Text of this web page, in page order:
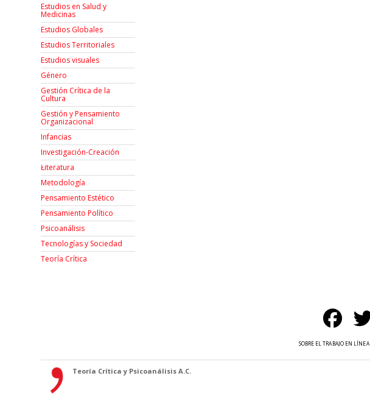
Estudios en Salud y
Medicinas
Estudios Globales
Estudios Territoriales
Estudios visuales
Género
Gestión Crítica de la
Cultura
Gestión y Pensamiento
Organizacional
Infancias
Investigación-Creación
Łiteratura
Metodología
Pensamiento Estético
Pensamiento Político
Psicoanálisis
Tecnologías y Sociedad
Teoría Crítica
SOBRE EL TRABAJO EN LÍNEA
Teoría Crítica y Psicoanálisis A.C.